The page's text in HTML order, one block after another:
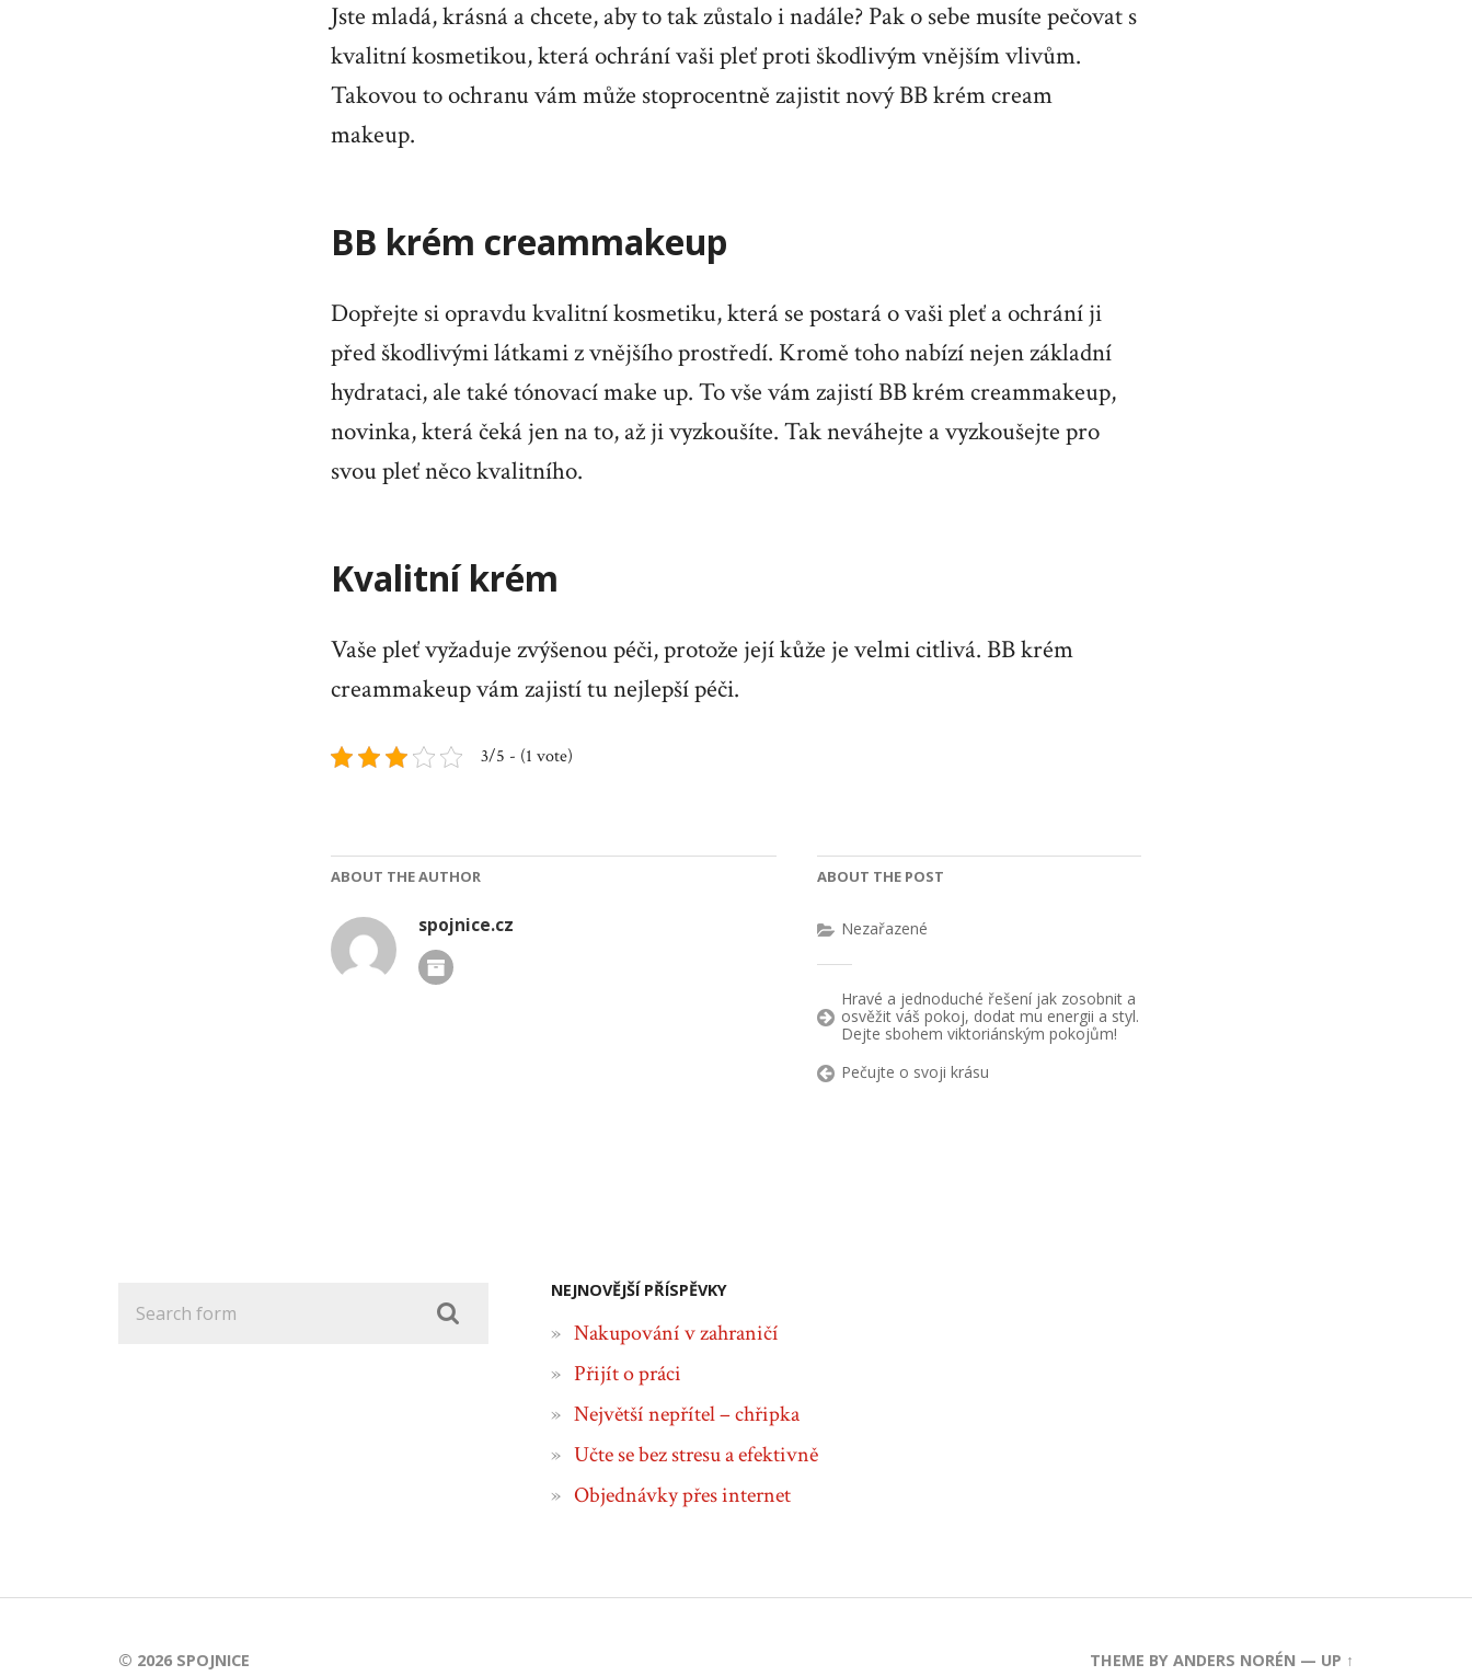
Jste mladá, krásná a chcete, aby to tak zůstalo i nadále? Pak o sebe musíte pečovat s
kvalitní kosmetikou, která ochrání vaši pleť proti škodlivým vnějším vlivům.
Takovou to ochranu vám může stoprocentně zajistit nový BB krém cream
makeup.
BB krém creammakeup
Dopřejte si opravdu kvalitní kosmetiku, která se postará o vaši pleť a ochrání ji
před škodlivými látkami z vnějšího prostředí. Kromě toho nabízí nejen základní
hydrataci, ale také tónovací make up. To vše vám zajistí BB krém creammakeup,
novinka, která čeká jen na to, až ji vyzkoušíte. Tak neváhejte a vyzkoušejte pro
svou pleť něco kvalitního.
Kvalitní krém
Vaše pleť vyžaduje zvýšenou péči, protože její kůže je velmi citlivá. BB krém
creammakeup vám zajistí tu nejlepší péči.
3/5 - (1 vote)
ABOUT THE AUTHOR
spojnice.cz
ABOUT THE POST
Nezařazené
Hravé a jednoduché řešení jak zosobnit a
osvěžit váš pokoj, dodat mu energii a styl.
Dejte sbohem viktoriánským pokojům!
Pečujte o svoji krásu
NEJNOVĚJŠÍ PŘÍSPĚVKY
Nakupování v zahraničí
Přijít o práci
Největší nepřítel – chřipka
Učte se bez stresu a efektivně
Objednávky přes internet
© 2026 SPOJNICE THEME BYANDERS NORÉN — UP ↑